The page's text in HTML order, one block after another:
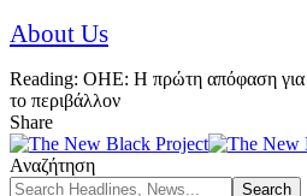
About Us
Reading: ΟΗΕ: Η πρώτη απόφαση για
το περιβάλλον
Share
Αναζήτηση